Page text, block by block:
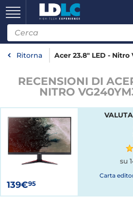
Ritorna Acer 23.8" LED - Nitro
RECENSIONI DI
NITRO
139€95
su
Carta